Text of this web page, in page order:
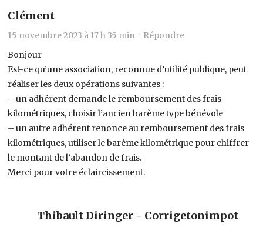
Clément
15 novembre 2023 à 17 h 35 min · Répondre
Bonjour
Est-ce qu’une association, reconnue d’utilité publique, peut
réaliser les deux opérations suivantes :
– un adhérent demande le remboursement des frais
kilométriques, choisir l’ancien barème type bénévole
– un autre adhérent renonce au remboursement des frais
kilométriques, utiliser le barème kilométrique pour chiffrer
le montant de l’abandon de frais.
Merci pour votre éclaircissement.
Thibault Diringer - Corrigetonimpot